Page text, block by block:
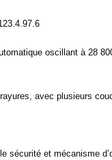
oscillant à 28
avec plusieurs
sécurité et mécanisme